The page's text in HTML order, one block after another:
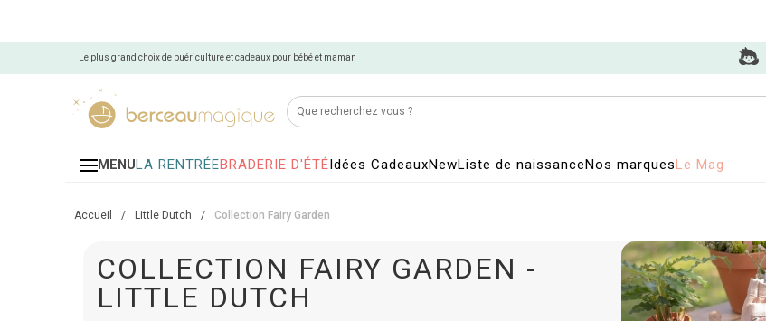
Le plus grand choix de puériculture et cadeaux pour bébé et maman
MENULA RENTRÉEBRADERIE D'ÉTÉIdées CadeauxNewListe de naissanceNos marquesLe Mag
Accueil / Little Dutch / Collection Fairy Garden
COLLECTION FAIRY GARDEN -
LITTLE DUTCH